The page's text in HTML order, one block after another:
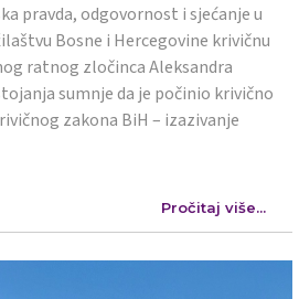
pravda, odgovornost i sjećanje u
Bosne i Hercegovine krivičnu
ratnog zločinca Aleksandra
sumnje da je počinio krivično
zakona BiH – izazivanje
Pročitaj više...